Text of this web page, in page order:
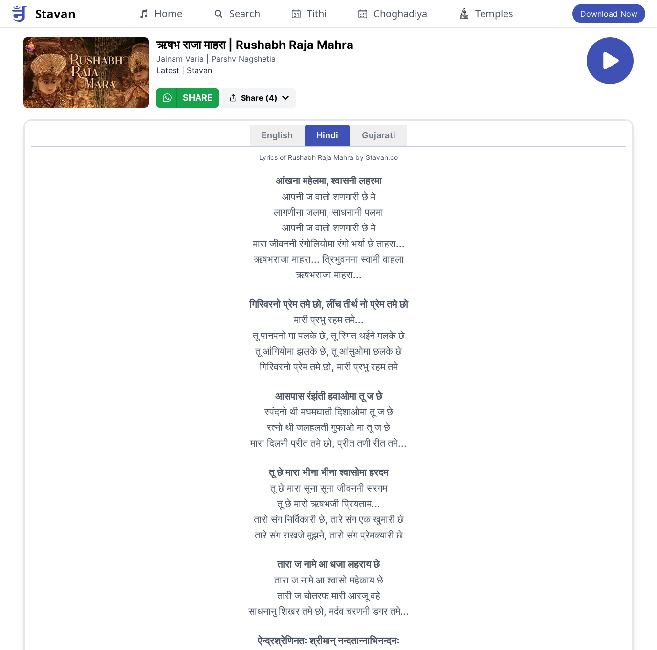
Stavan Home Search Tithi Choghadiya Temples Download Now
ऋषभ राजा माहरा| Rushabh Raja Mahra
Jainam Varia | Parshv Nagshetia
Latest
Stavan
SHARE Share (4)
English Hindi Gujarati
Lyrics of Rushabh Raja Mahra by Stavan.co
आंखना महेलमा, श्वासनी लहरमा
आपनी ज वातो शणगारी छे मे
लागणीना जलमा, साधनानी पलमा
आपनी ज वातो शणगारी छे मे
मारा जीवननी रंगोलियोमा रंगो भर्या छे ताहरा...
ऋषभराजा माहरा... त्रिभुवनना स्वामी वाहला
ऋषभराजा माहरा...
गिरिवरनो प्रेम तमे छो, लींच तीर्थ नो प्रेम तमे छो
मारी प्रभु रहम तमे...
तू पानपनो मा पलके छे, तू स्मित थईने मलके छे
तू आंगियोमा झलके छे, तू आंसुओमा छलके छे
गिरिवरनो प्रेम तमे छो, मारी प्रभु रहम तमे
आसपास रंझंती हवाओमा तू ज छे
स्पंदनो थी मघमघाती दिशाओमा तू ज छे
रत्नो थी जलहलती गुफाओ मा तू ज छे
मारा दिलनी प्रीत तमे छो, प्रीत तणी रीत तमे...
तू छे मारा भीना भीना श्वासोमा हरदम
तू छे मारा सूना सूना जीवननी सरगम
तू छे मारो ऋषभजी प्रियताम...
तारो संग निर्विकारी छे, तारे संग एक खुमारी छे
तारे संग राखजे मुझने, तारो संग प्रेमक्यारी छे
तारा ज नामे आ धजा लहराय छे
तारा ज नामे आ श्वासो महेकाय छे
तारी ज चोतरफ मारी आरजू वहे
साधनानु शिखर तमे छो, मर्दव चरणनी डगर तमे...
ऐन्द्रश्रेणिनतः श्रीमान् नन्दतान्नाभिनन्दनः